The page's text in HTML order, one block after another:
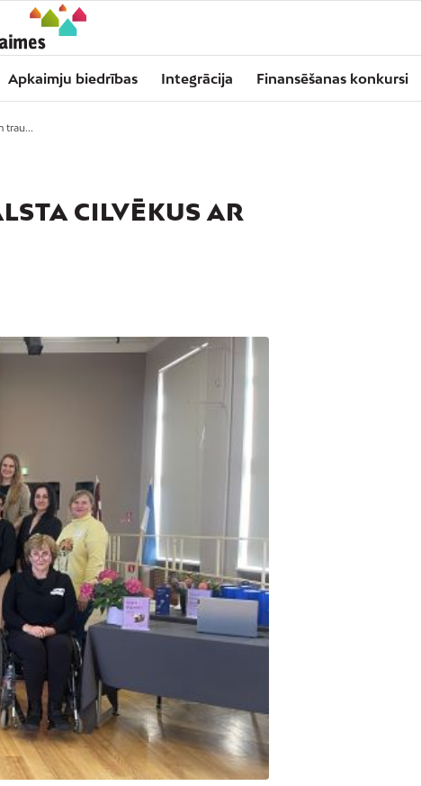
Apkaimju biedrības Integrācija Finansēšanas konkursi
trau...
CILVĒKUS AR